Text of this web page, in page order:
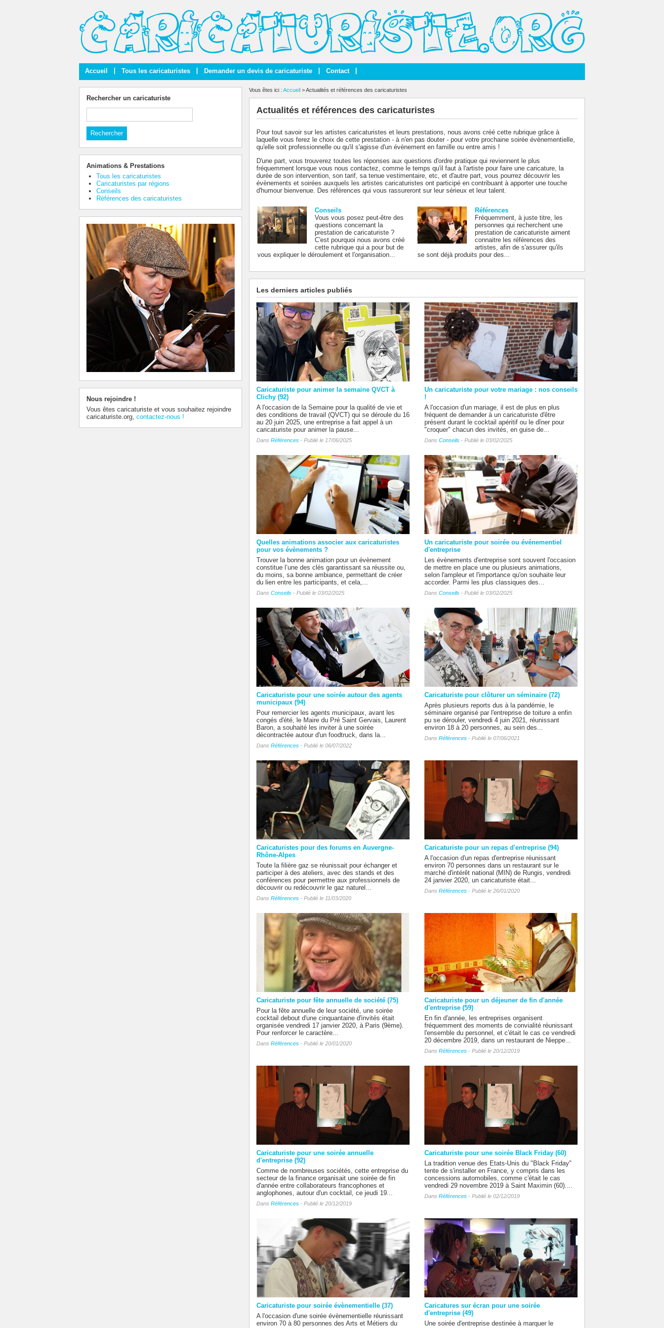
Accueil Tous les caricaturistes Demander un devis de caricaturiste Contact
Vous êtes ici : Accueil > Actualités et références des caricaturistes
Actualités et références des caricaturistes
Pour tout savoir sur les artistes caricaturistes et leurs prestations, nous avons créé cette rubrique grâce à
laquelle vous ferez le choix de cette prestation - à n'en pas douter - pour votre prochaine soirée évènementielle,
qu'elle soit professionnelle ou qu'il s'agisse d'un évènement en famille ou entre amis !
D'une part, vous trouverez toutes les réponses aux questions d'ordre pratique qui reviennent le plus
fréquemment lorsque vous nous contactez, comme le temps qu'il faut à l'artiste pour faire une caricature, la
durée de son intervention, son tarif, sa tenue vestimentaire, etc, et d'autre part, vous pourrez découvrir les
évènements et soirées auxquels les artistes caricaturistes ont participé en contribuant à apporter une touche
d'humour bienvenue. Des références qui vous rassureront sur leur sérieux et leur talent.
Conseils
Vous vous posez peut-être des
questions concernant la
prestation de caricaturiste ?
C'est pourquoi nous avons créé
cette rubrique qui a pour but de
vous expliquer le déroulement et l'organisation...
Références
Fréquemment, à juste titre, les
personnes qui recherchent une
prestation de caricaturiste aiment
connaitre les références des
artistes, afin de s'assurer qu'ils
se sont déjà produits pour des...
Les derniers articles publiés
Caricaturiste pour animer la semaine QVCT à
Clichy (92)
A l'occasion de la Semaine pour la qualité de vie et
des conditions de travail (QVCT) qui se déroule du 16
au 20 juin 2025, une entreprise a fait appel à un
caricaturiste pour animer la pause...
Dans Références - Publié le 17/06/2025
Un caricaturiste pour votre mariage : nos conseils
!
A l'occasion d'un mariage, il est de plus en plus
fréquent de demander à un caricaturiste d'être
présent durant le cocktail apéritif ou le dîner pour
"croquer" chacun des invités, en guise de...
Dans Conseils - Publié le 03/02/2025
Quelles animations associer aux caricaturistes
pour vos évènements ?
Trouver la bonne animation pour un évènement
constitue l’une des clés garantissant sa réussite ou,
du moins, sa bonne ambiance, permettant de créer
du lien entre les participants, et cela,...
Dans Conseils - Publié le 03/02/2025
Un caricaturiste pour soirée ou événementiel
d'entreprise
Les évènements d'entreprise sont souvent l'occasion
de mettre en place une ou plusieurs animations,
selon l'ampleur et l'importance qu'on souhaite leur
accorder. Parmi les plus classiques des...
Dans Conseils - Publié le 03/02/2025
Caricaturiste pour une soirée autour des agents
municipaux (94)
Pour remercier les agents municipaux, avant les
congés d'été, le Maire du Pré Saint Gervais, Laurent
Baron, a souhaité les inviter à une soirée
décontractée autour d'un foodtruck, dans la...
Dans Références - Publié le 06/07/2022
Caricaturiste pour clôturer un séminaire (72)
Après plusieurs reports dus à la pandémie, le
séminaire organisé par l'entreprise de toiture a enfin
pu se dérouler, vendredi 4 juin 2021, réunissant
environ 18 à 20 personnes, au sein des...
Dans Références - Publié le 07/06/2021
Caricaturistes pour des forums en Auvergne-
Rhône-Alpes
Toute la filière gaz se réunissait pour échanger et
participer à des ateliers, avec des stands et des
conférences pour permettre aux professionnels de
découvrir ou redécouvrir le gaz naturel...
Dans Références - Publié le 11/03/2020
Caricaturiste pour un repas d'entreprise (94)
A l'occasion d'un repas d'entreprise réunissant
environ 70 personnes dans un restaurant sur le
marché d'intérêt national (MIN) de Rungis, vendredi
24 janvier 2020, un caricaturiste était...
Dans Références - Publié le 26/01/2020
Caricaturiste pour fête annuelle de société (75)
Pour la fête annuelle de leur société, une soirée
cocktail debout d'une cinquantaine d'invités était
organisée vendredi 17 janvier 2020, à Paris (9ème).
Pour renforcer le caractère...
Dans Références - Publié le 20/01/2020
Caricaturiste pour un déjeuner de fin d'année
d'entreprise (59)
En fin d'année, les entreprises organisent
fréquemment des moments de convialité réunissant
l'ensemble du personnel, et c'était le cas ce vendredi
20 décembre 2019, dans un restaurant de Nieppe...
Dans Références - Publié le 20/12/2019
Caricaturiste pour une soirée annuelle
d'entreprise (92)
Comme de nombreuses sociétés, cette entreprise du
secteur de la finance organisait une soirée de fin
d'année entre collaborateurs francophones et
anglophones, autour d'un cocktail, ce jeudi 19...
Dans Références - Publié le 20/12/2019
Caricaturiste pour une soirée Black Friday (60)
La tradition venue des Etats-Unis du "Black Friday"
tente de s'installer en France, y compris dans les
concessions automobiles, comme c'était le cas
vendredi 29 novembre 2019 à Saint Maximin (60)....
Dans Références - Publié le 02/12/2019
Caricaturiste pour soirée évènementielle (37)
A l'occasion d'une soirée évènementielle réunissant
environ 70 à 80 personnes des Arts et Métiers du
Caricatures sur écran pour une soirée
d'entreprise (49)
Une soirée d'entreprise destinée à marquer le
Rechercher un caricaturiste
Animations & Prestations
Tous les caricaturistes
Caricaturistes par régions
Conseils
Références des caricaturistes
Nous rejoindre !
Vous êtes caricaturiste et vous souhaitez rejoindre
caricaturiste.org, contactez-nous !